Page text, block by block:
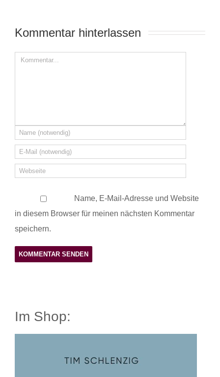
Kommentar hinterlassen
Name, E-Mail-Adresse und Website
in diesem Browser für meinen nächsten Kommentar
speichern.
Im Shop: